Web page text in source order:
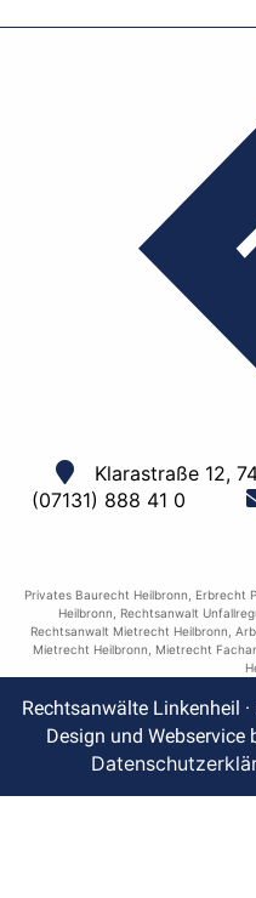
Klarastraße 12,
(07131) 888 41 0
Privates Baurecht Heilbronn Erbrecht
Heilbronn
Rechtsanwalt
Rechtsanwalt Mietrecht Heilbronn
Mietrecht Heilbronn
Mietrecht
Rechtsanwälte Linkenheil ·
Design und Webservice